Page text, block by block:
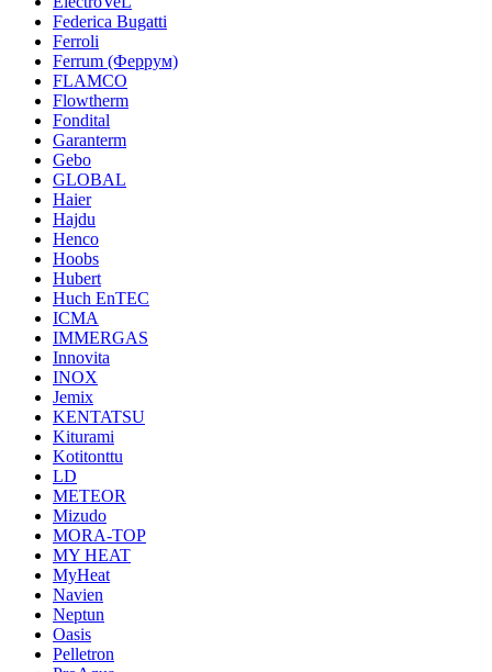
Federica Bugatti
Ferroli
Ferrum (Феррум)
FLAMCO
Flowtherm
Fondital
Garanterm
Gebo
GLOBAL
Haier
Hajdu
Henco
Hoobs
Hubert
Huch EnTEC
ICMA
IMMERGAS
Innovita
INOX
Jemix
KENTATSU
Kiturami
Kotitonttu
LD
METEOR
Mizudo
MORA-TOP
MY HEAT
MyHeat
Navien
Neptun
Oasis
Pelletron